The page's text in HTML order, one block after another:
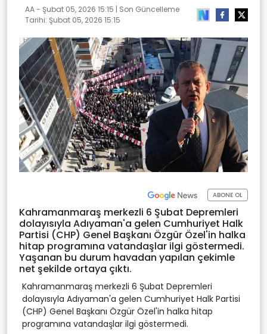
AA - Şubat 05, 2026 15:15 | Son Güncelleme
Tarihi: Şubat 05, 2026 15:15
ABONE OL
Kahramanmaraş merkezli 6 Şubat Depremleri
dolayısıyla Adıyaman'a gelen Cumhuriyet Halk
Partisi (CHP) Genel Başkanı Özgür Özel'in halka
hitap programına vatandaşlar ilgi göstermedi.
Yaşanan bu durum havadan yapılan çekimle
net şekilde ortaya çıktı.
Kahramanmaraş merkezli 6 Şubat Depremleri
dolayısıyla Adıyaman'a gelen Cumhuriyet Halk Partisi
(CHP) Genel Başkanı Özgür Özel'in halka hitap
programına vatandaşlar ilgi göstermedi.